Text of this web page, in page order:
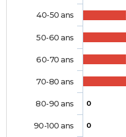
0
0
40-50 ans
50-60 ans
60-70 ans
70-80 ans
80-90 ans
90-100 ans